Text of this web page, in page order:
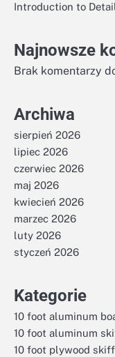
Introduction to
Najnowsze
Brak komentarzy
Archiwa
sierpień 2026
lipiec 2026
czerwiec 2026
maj 2026
kwiecień 2026
marzec 2026
luty 2026
styczeń 2026
Kategorie
10 foot aluminum
10 foot aluminum
10 foot plywood